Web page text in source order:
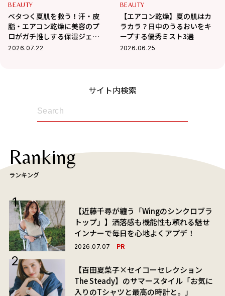
BEAUTY
ベタつく夏肌を救う！汗・皮
脂・エアコン乾燥に美容のプ
ロがガチ推しする保湿ジェル3
選
2026.07.22
BEAUTY
【エアコン乾燥】夏の肌はカ
ラカラ？日中のうるおいをキ
ープする優秀ミスト3選
2026.06.25
サイト内検索
Ranking
ランキング
【近藤千尋が纏う「Wingのシンクロブラ
トップ」】洒落感も機能性も頼れる魅せ
インナーで毎日を心地よくアプデ！
2026.07.07 PR
【百田夏菜子×セイコーセレクション
The Steady】のサマースタイル「お気に
入りのTシャツと最高の時計と。」